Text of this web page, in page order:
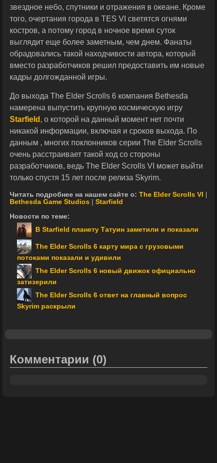
звездное небо, спутники и отражения в океане. Кроме
того, очертания города в TES VI светятся огнями
костров, а потому город в ночное время суток
выглядит еще более заметным, чем днем. Фанаты
обрадовались такой находчивости автора, который
вместо разработчиков решил предоставить им новые
кадры долгожданной игры.
До выхода The Elder Scrolls 6 компания Bethesda
намерена выпустить крупную космическую игру
Starfield , о которой на данный момент нет почти
никакой информации, включая и сроков выхода. По
данным , многих поклонников серии The Elder Scrolls
очень расстраивает такой ход со стороны
разработчиков, ведь The Elder Scrolls VI может выйти
только спустя 15 лет после релиза Skyrim.
Читать подробнее на нашем сайте о: The Elder Scrolls VI
Bethesda Game Studios
Starfield
Новости по теме:
В Starfield планету Татуин заметили и показали
The Elder Scrolls 6 карту мира с грузовыми
потоками показали и удивили
The Elder Scrolls 6 новый движок официально
затизерили
The Elder Scrolls 6 ответ на главный вопрос
Skyrim раскрыли
Комментарии (0)